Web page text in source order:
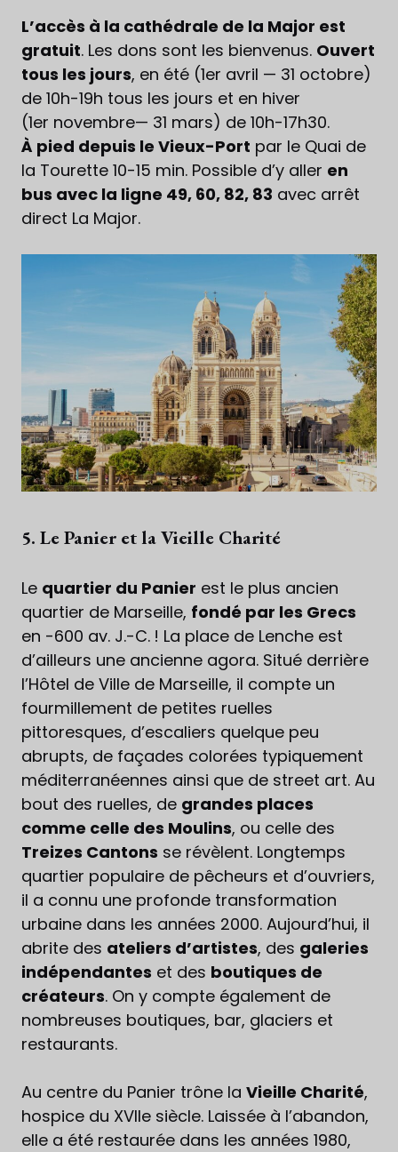
L’accès à la cathédrale de la Major est
gratuit. Les dons sont les bienvenus. Ouvert
tous les jours, en été (1er avril — 31 octobre)
de 10h-19h tous les jours et en hiver
(1er novembre— 31 mars) de 10h-17h30.
À pied depuis le Vieux-Port par le Quai de
la Tourette 10-15 min. Possible d’y aller en
bus avec la ligne 49, 60, 82, 83 avec arrêt
direct La Major.
5. Le Panier et la Vieille Charité
Le quartier du Panier est le plus ancien
quartier de Marseille, fondé par les Grecs
en -600 av. J.-C. ! La place de Lenche est
d’ailleurs une ancienne agora. Situé derrière
l’Hôtel de Ville de Marseille, il compte un
fourmillement de petites ruelles
pittoresques, d’escaliers quelque peu
abrupts, de façades colorées typiquement
méditerranéennes ainsi que de street art. Au
bout des ruelles, de grandes places
comme celle des Moulins, ou celle des
Treizes Cantons se révèlent. Longtemps
quartier populaire de pêcheurs et d’ouvriers,
il a connu une profonde transformation
urbaine dans les années 2000. Aujourd’hui, il
abrite des ateliers d’artistes, des galeries
indépendantes et des boutiques de
créateurs. On y compte également de
nombreuses boutiques, bar, glaciers et
restaurants.
Au centre du Panier trône la Vieille Charité,
hospice du XVIIe siècle. Laissée à l’abandon,
elle a été restaurée dans les années 1980,